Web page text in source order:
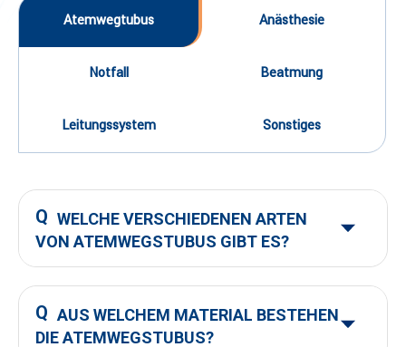
Atemwegtubus Anästhesie
Notfall Beatmung
Leitungssystem Sonstiges
WELCHE VERSCHIEDENEN ARTEN
VON ATEMWEGSTUBUS GIBT ES?
(2) Harter Guedel-Tubus
AUS WELCHEM MATERIAL BESTEHEN
DIE ATEMWEGSTUBUS?